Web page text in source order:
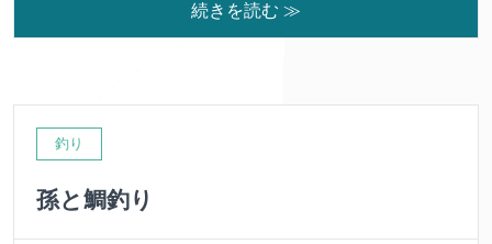
続きを読む ≫
釣り
孫と鯛釣り